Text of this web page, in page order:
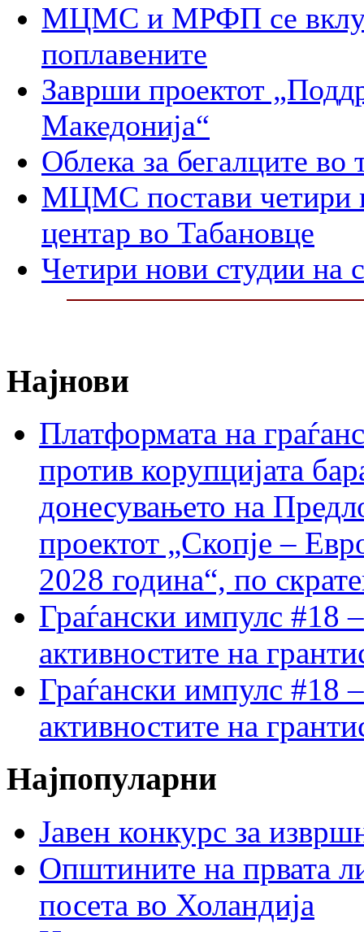
МЦМС и МРФП се
поплавените
Заврши проектот
Македонија“
Облека за бегалците во
МЦМС постави четири
центар во Табановце
Четири нови студии на
Најнови
Платформата на
против корупцијата
донесувањето на
проектот „Скопје –
2028 година“, по
Граѓански импулс #18
активностите на
Граѓански импулс #18
активностите на
Најпопуларни
Јавен конкурс за
Општините на првата
посета во Холандија